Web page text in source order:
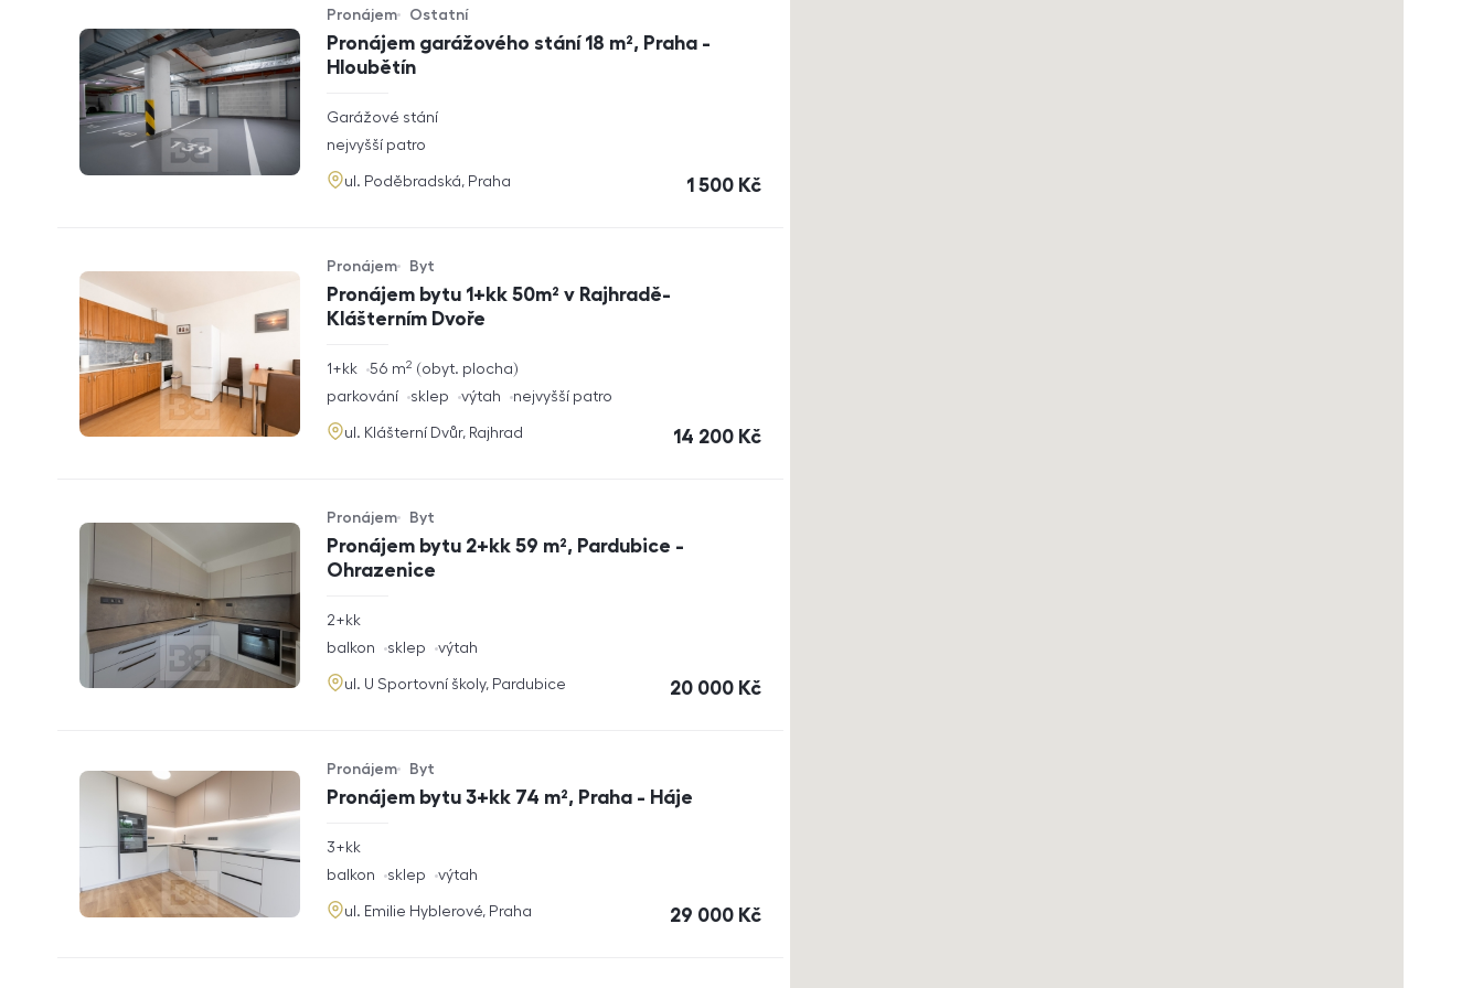
Pronájem garážového stání 18 m², Praha -
Hloubětín
Typ nabídky
Pronájem
Typ nemovitosti
Ostatní
rozměry
Garážové stání
funkce
nejvyšší patro
adresa
ul. Poděbradská, Praha cena
1 500 Kč
Pronájem bytu 1+kk 50m² v Rajhradě-
Klášterním Dvoře
Typ nabídky
Pronájem
Typ nemovitosti
Byt
rozměry
1+kk obyt. plocha
56 m2
funkce
parkování sklep výtah nejvyšší patro
adresa
ul. Klášterní Dvůr, Rajhrad cena
14 200 Kč
Pronájem bytu 2+kk 59 m², Pardubice -
Ohrazenice
Typ nabídky
Pronájem
Typ nemovitosti
Byt
rozměry
2+kk
funkce
balkon sklep výtah
adresa
ul. U Sportovní školy, Pardubice cena
20 000 Kč
Pronájem bytu 3+kk 74 m², Praha - Háje
Typ nabídky
Pronájem
Typ nemovitosti
Byt
rozměry
3+kk
funkce
balkon sklep výtah
adresa
ul. Emilie Hyblerové, Praha cena
29 000 Kč